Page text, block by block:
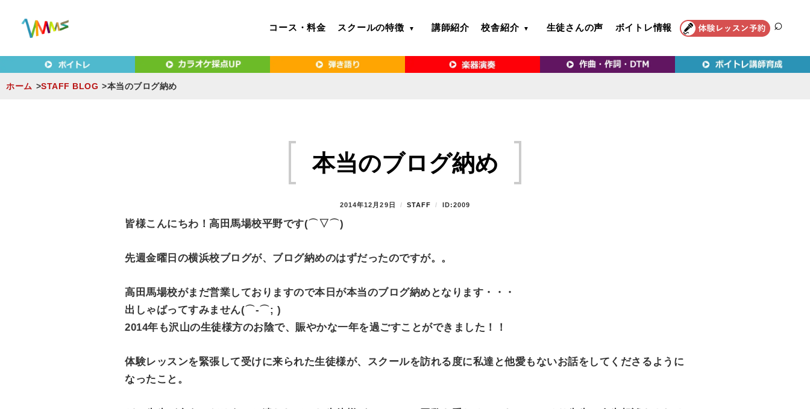
東京（新宿・八王子）・横浜・名古屋・京都で「本気」になれるボイトレ教室｜VERY MERRY
MUSIC SCHOOL（ベリーメリー）
東京（新宿・八王子）・横浜・名古屋・京都で「本気」になれるボイトレ教室｜VERY MERRY MUSIC SCHOOL（ベリーメリー）
コース・料金 スクールの特徴 講師紹介 校舎紹介 生徒さんの声 ボイトレ情報
ホーム STAFF BLOG 本当のブログ納め
本当のブログ納め
P
S
D
2014年12月29日
B
STAFF ID:2009
皆様こんにちわ！高田馬場校平野です(⌒▽⌒)
先週金曜日の横浜校ブログが、ブログ納めのはずだったのですが。。
高田馬場校がまだ営業しておりますので本日が本当のブログ納めとなります・・・
出しゃばってすみません(⌒-⌒; )
2014年も沢山の生徒様方のお陰で、賑やかな一年を過ごすことができました！！
体験レッスンを緊張して受けに来られた生徒様が、スクールを訪れる度に私達と他愛もないお話をしてくださるように
なったこと。